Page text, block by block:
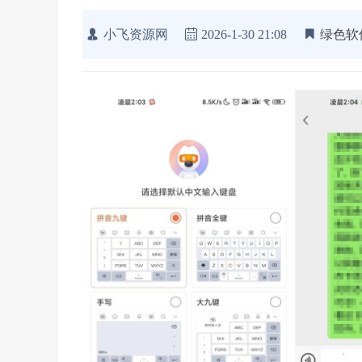
小飞资源网 2026-1-30 21:08 绿色软